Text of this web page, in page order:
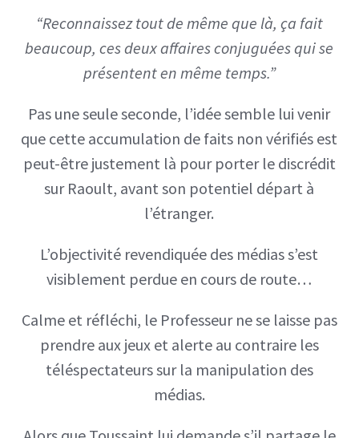
“Reconnaissez tout de même que là, ça fait
beaucoup, ces deux affaires conjuguées qui se
présentent en même temps.”
Pas une seule seconde, l’idée semble lui venir
que cette accumulation de faits non vérifiés est
peut-être justement là pour porter le discrédit
sur Raoult, avant son potentiel départ à
l’étranger.
L’objectivité revendiquée des médias s’est
visiblement perdue en cours de route…
Calme et réfléchi, le Professeur ne se laisse pas
prendre aux jeux et alerte au contraire les
téléspectateurs sur la manipulation des
médias.